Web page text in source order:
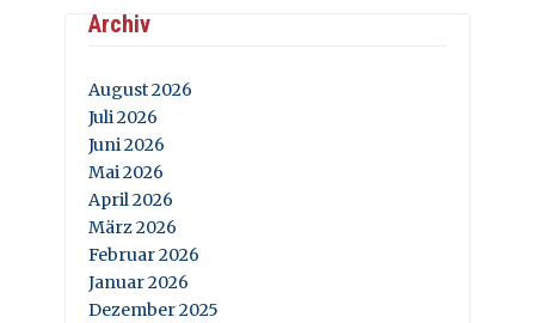
Archiv
August 2026
Juli 2026
Juni 2026
Mai 2026
April 2026
März 2026
Februar 2026
Januar 2026
Dezember 2025